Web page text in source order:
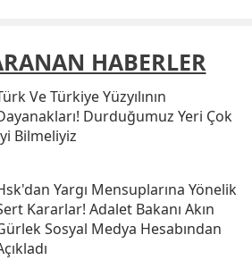
HABERLER
Ve Türkiye Yüzyılının
Durduğumuz Yeri Çok
Bilmeliyiz
Yargı Mensuplarına Yönelik
Kararlar! Adalet Bakanı Akın
Sosyal Medya Hesabından